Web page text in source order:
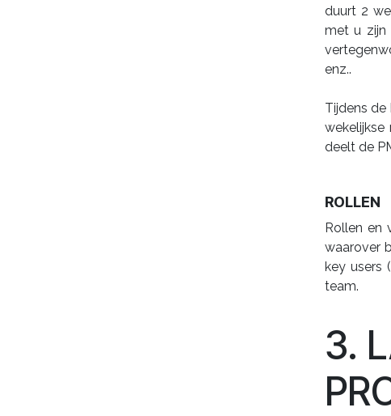
duurt 2
met u zijn
enz..
Tijdens
wekelijkse
deelt de
ROLLEN
Rollen en
waarover
key users
team.
3.